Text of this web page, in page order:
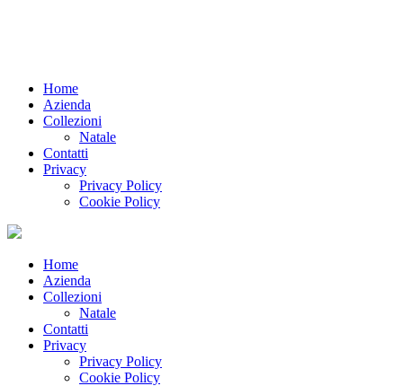
Home
Azienda
Collezioni
Natale
Contatti
Privacy
Privacy Policy
Cookie Policy
Home
Azienda
Collezioni
Natale
Contatti
Privacy
Privacy Policy
Cookie Policy